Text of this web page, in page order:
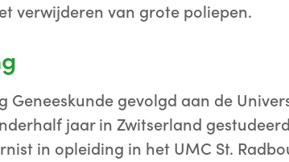
verwijderen van grote poliepen.
Geneeskunde gevolgd aan de
jaar in Zwitserland
in opleiding in het UMC St.